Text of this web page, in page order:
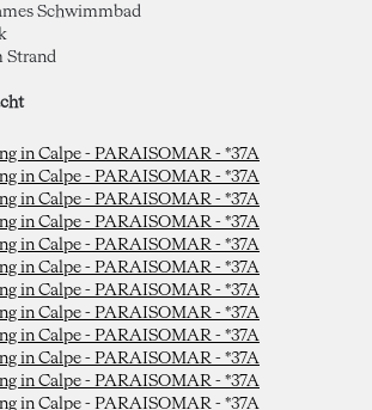
Schwimmbad
Strand